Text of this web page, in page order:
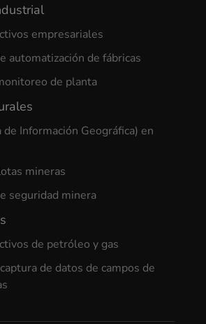
empresariales
automatización de fábricas
de planta
de Información Geográfica) en
mineras
seguridad minera
de petróleo y gas
de datos de campos de